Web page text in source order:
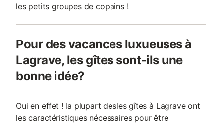
les petits groupes de copains !
Pour des vacances luxueuses à
Lagrave, les gîtes sont-ils une
bonne idée?
Oui en effet ! la plupart desles gîtes à Lagrave ont
les caractéristiques nécessaires pour être